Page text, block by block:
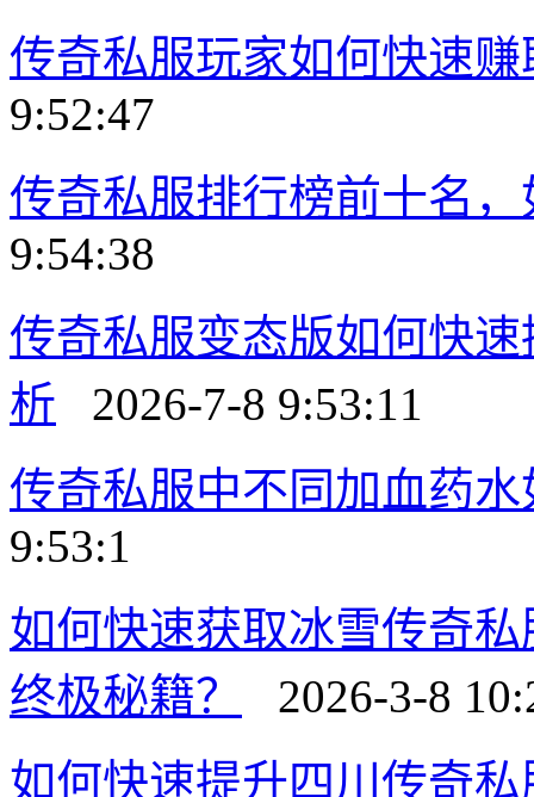
传奇私服玩家如何快速
9:52:47
传奇私服排行榜前十名
9:54:38
传奇私服变态版如何快
析 2026-7-8 9:53:11
传奇私服中不同加血药
9:53:1
如何快速获取冰雪传奇
终极秘籍？
2026-3-8
如何快速提升四川传奇